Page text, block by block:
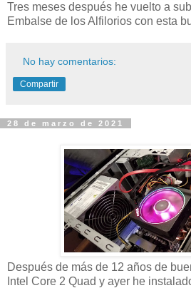
Tres meses después he vuelto a
Embalse de los Alfilorios con esta
No hay comentarios:
Compartir
28 de marzo de 2021
Después de más de 12 años de
Intel Core 2 Quad y ayer he